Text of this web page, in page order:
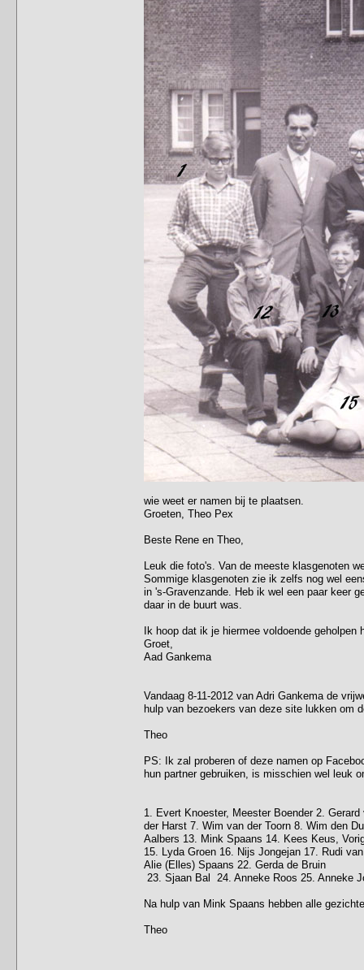
wie weet er namen bij te plaatsen.
Groeten, Theo Pex
Beste Rene en Theo,
Leuk die foto's. Van de meeste klasgenoten
Sommige klasgenoten zie ik zelfs nog wel
in 's-Gravenzande. Heb ik wel een paar keer
daar in de buurt was.
Ik hoop dat ik je hiermee voldoende geholpen
Groet,
Aad Gankema
Vandaag 8-11-2012 van Adri Gankema de
hulp van bezoekers van deze site lukken om
Theo
PS: Ik zal proberen of deze namen op
hun partner gebruiken, is misschien wel leuk
1. Evert Knoester, Meester Boender 2.
der Harst 7. Wim van der Toorn 8. Wim den
Aalbers 13. Mink Spaans 14. Kees Keus,
15. Lyda Groen 16. Nijs Jongejan 17. Rudi
Alie (Elles) Spaans 22. Gerda de Bruin
23. Sjaan Bal 24. Anneke Roos 25. Anneke
Na hulp van Mink Spaans hebben alle
Theo